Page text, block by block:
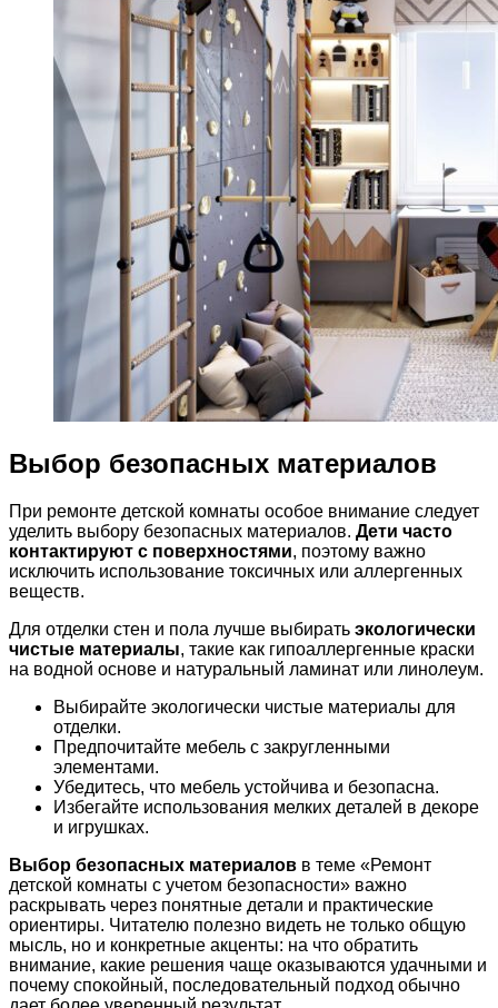
Выбор безопасных материалов
При ремонте детской комнаты особое внимание следует
уделить выбору безопасных материалов. Дети часто
контактируют с поверхностями, поэтому важно
исключить использование токсичных или аллергенных
веществ.
Для отделки стен и пола лучше выбирать экологически
чистые материалы, такие как гипоаллергенные краски
на водной основе и натуральный ламинат или линолеум.
Выбирайте экологически чистые материалы для
отделки.
Предпочитайте мебель с закругленными
элементами.
Убедитесь, что мебель устойчива и безопасна.
Избегайте использования мелких деталей в декоре
и игрушках.
Выбор безопасных материалов в теме «Ремонт
детской комнаты с учетом безопасности» важно
раскрывать через понятные детали и практические
ориентиры. Читателю полезно видеть не только общую
мысль, но и конкретные акценты: на что обратить
внимание, какие решения чаще оказываются удачными и
почему спокойный, последовательный подход обычно